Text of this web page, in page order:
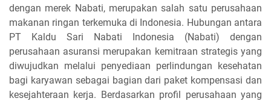
dengan merek Nabati, merupakan salah satu perusahaan
makanan ringan terkemuka di Indonesia. Hubungan antara
PT Kaldu Sari Nabati Indonesia (Nabati) dengan
perusahaan asuransi merupakan kemitraan strategis yang
diwujudkan melalui penyediaan perlindungan kesehatan
bagi karyawan sebagai bagian dari paket kompensasi dan
kesejahteraan kerja. Berdasarkan profil perusahaan yang